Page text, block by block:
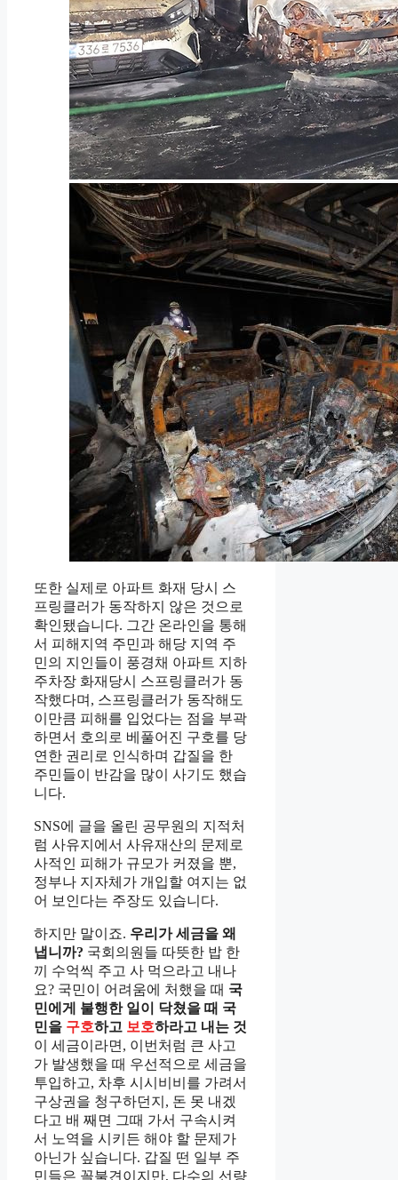
또한 실제로 아파트 화재 당시 스
프링클러가 동작하지 않은 것으로
확인됐습니다. 그간 온라인을 통해
서 피해지역 주민과 해당 지역 주
민의 지인들이 풍경채 아파트 지하
주차장 화재당시 스프링클러가 동
작했다며, 스프링클러가 동작해도
이만큼 피해를 입었다는 점을 부곽
하면서 호의로 베풀어진 구호를 당
연한 권리로 인식하며 갑질을 한
주민들이 반감을 많이 사기도 했습
니다.
SNS에 글을 올린 공무원의 지적처
럼 사유지에서 사유재산의 문제로
사적인 피해가 규모가 커졌을 뿐,
정부나 지자체가 개입할 여지는 없
어 보인다는 주장도 있습니다.
하지만 말이죠. 우리가 세금을 왜
냅니까? 국회의원들 따뜻한 밥 한
끼 수억씩 주고 사 먹으라고 내나
요? 국민이 어려움에 처했을 때 국
민에게 불행한 일이 닥쳤을 때 국
민을 구호하고 보호하라고 내는 것
이 세금이라면, 이번처럼 큰 사고
가 발생했을 때 우선적으로 세금을
투입하고, 차후 시시비비를 가려서
구상권을 청구하던지, 돈 못 내겠
다고 배 째면 그때 가서 구속시켜
서 노역을 시키든 해야 할 문제가
아닌가 싶습니다. 갑질 떤 일부 주
민들은 꼴불견이지만, 다수의 선량